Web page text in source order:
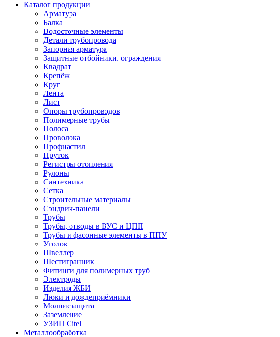
Каталог продукции
Арматура
Балка
Водосточные элементы
Детали трубопровода
Запорная арматура
Защитные отбойники, ограждения
Квадрат
Крепёж
Круг
Лента
Лист
Опоры трубопроводов
Полимерные трубы
Полоса
Проволока
Профнастил
Пруток
Регистры отопления
Рулоны
Сантехника
Сетка
Строительные материалы
Сэндвич-панели
Трубы
Трубы, отводы в ВУС и ЦПП
Трубы и фасонные элементы в ППУ
Уголок
Швеллер
Шестигранник
Фитинги для полимерных труб
Электроды
Изделия ЖБИ
Люки и дождеприёмники
Молниезащита
Заземление
УЗИП Citel
Металлообработка